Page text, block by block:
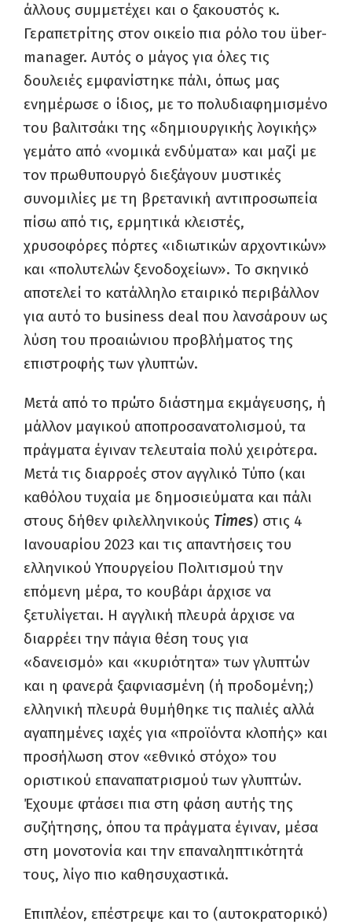
άλλους συμμετέχει και ο ξακουστός κ.
Γεραπετρίτης στον οικείο πια ρόλο του über-
manager. Αυτός ο μάγος για όλες τις
δουλειές εμφανίστηκε πάλι, όπως μας
ενημέρωσε ο ίδιος, με το πολυδιαφημισμένο
του βαλιτσάκι της «δημιουργικής λογικής»
γεμάτο από «νομικά ενδύματα» και μαζί με
τον πρωθυπουργό διεξάγουν μυστικές
συνομιλίες με τη βρετανική αντιπροσωπεία
πίσω από τις, ερμητικά κλειστές,
χρυσοφόρες πόρτες «ιδιωτικών αρχοντικών»
και «πολυτελών ξενοδοχείων». Το σκηνικό
αποτελεί το κατάλληλο εταιρικό περιβάλλον
για αυτό το business deal που λανσάρουν ως
λύση του προαιώνιου προβλήματος της
επιστροφής των γλυπτών.
Μετά από το πρώτο διάστημα εκμάγευσης, ή
μάλλον μαγικού αποπροσανατολισμού, τα
πράγματα έγιναν τελευταία πολύ χειρότερα.
Μετά τις διαρροές στον αγγλικό Τύπο (και
καθόλου τυχαία με δημοσιεύματα και πάλι
στους δήθεν φιλελληνικούς Times) στις 4
Ιανουαρίου 2023 και τις απαντήσεις του
ελληνικού Υπουργείου Πολιτισμού την
επόμενη μέρα, το κουβάρι άρχισε να
ξετυλίγεται. Η αγγλική πλευρά άρχισε να
διαρρέει την πάγια θέση τους για
«δανεισμό» και «κυριότητα» των γλυπτών
και η φανερά ξαφνιασμένη (ή προδομένη;)
ελληνική πλευρά θυμήθηκε τις παλιές αλλά
αγαπημένες ιαχές για «προϊόντα κλοπής» και
προσήλωση στον «εθνικό στόχο» του
οριστικού επαναπατρισμού των γλυπτών.
Έχουμε φτάσει πια στη φάση αυτής της
συζήτησης, όπου τα πράγματα έγιναν, μέσα
στη μονοτονία και την επαναληπτικότητά
τους, λίγο πιο καθησυχαστικά.
Επιπλέον, επέστρεψε και το (αυτοκρατορικό)